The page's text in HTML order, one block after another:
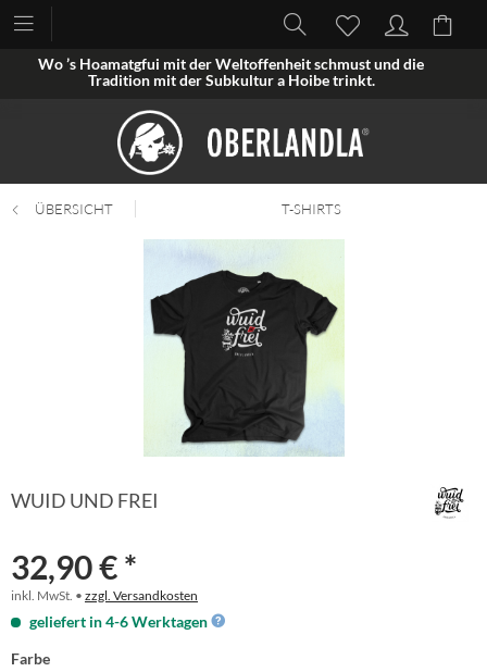
Wo ’s Hoamatgfui mit der Weltoffenheit schmust und die
Tradition mit der Subkultur a Hoibe trinkt.
ÜBERSICHT T-SHIRTS
WUID UND FREI
32,90 € *
inkl. MwSt. • zzgl. Versandkosten
geliefert in 4-6 Werktagen
Farbe